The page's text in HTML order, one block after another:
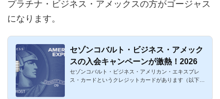
プラチナ・ビジネス・アメックスの方がゴージャス
になります。
セゾンコバルト・ビジネス・アメック
スの入会キャンペーンが激熱！2026
セゾンコバルト・ビジネス・アメリカン・エキスプレ
ス・カードというクレジットカードがあります（以下セ